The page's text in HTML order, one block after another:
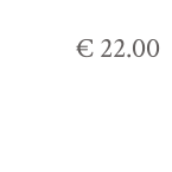
€ 22.00